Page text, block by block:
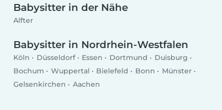
Babysitter in der Nähe
Alfter
Babysitter in Nordrhein-Westfalen
Köln Düsseldorf Essen Dortmund
Duisburg
Bochum
Wuppertal Bielefeld Bonn
Münster
Gelsenkirchen
Aachen